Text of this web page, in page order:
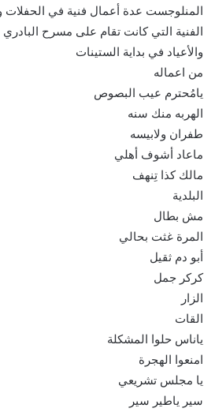
المنلوجست عدة أعمال فنية في الحفلات
الفنية التي كانت تقام على مسرح
والأعياد في بداية الستينات
من اعماله
يامُحترم عيب البصوص
الهربه منك سنه
طفران ولابيسه
ماعاد أشوف أهلي
مالك كذا تِنهف
البلدية
مش بطال
المرة غثت بحالي
أبو دم ثقيل
كركر جمل
الزار
القات
ياناس حلوا المشكلة
امنعوا الهجرة
يا مجلس تشريعي
سير ياطير سير